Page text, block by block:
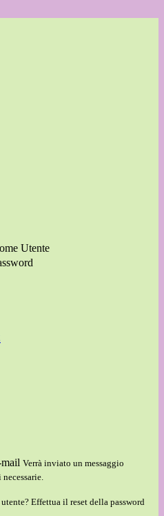
Utente
Verrà inviato un messaggio
Effettua il reset della password